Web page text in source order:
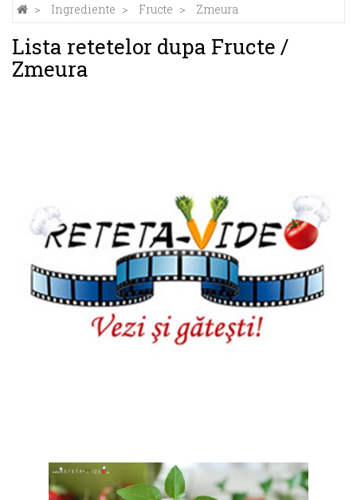
Ingrediente Fructe Zmeura
Lista retetelor dupa Fructe /
Zmeura